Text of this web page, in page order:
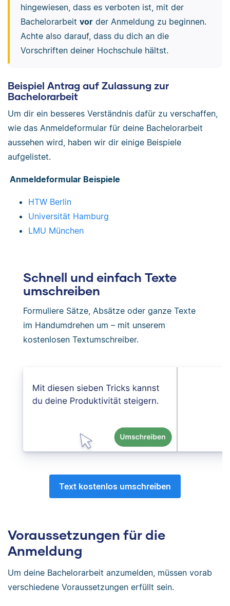
hingewiesen, dass es verboten ist, mit der
Bachelorarbeit vorder Anmeldung zu beginnen.
Achte also darauf, dass du dich an die
Vorschriften deiner Hochschule hältst.
Beispiel Antrag auf Zulassung zur
Bachelorarbeit
Um dir ein besseres Verständnis dafür zu verschaffen,
wie das Anmeldeformular für deine Bachelorarbeit
aussehen wird, haben wir dir einige Beispiele
aufgelistet.
Anmeldeformular Beispiele
HTW Berlin
Universität Hamburg
LMU München
Schnell und einfach Texte
umschreiben
Formuliere Sätze, Absätze oder ganze Texte
im Handumdrehen um – mit unserem
kostenlosen Textumschreiber.
Text kostenlos umschreiben
Voraussetzungen für die
Anmeldung
Um deine Bachelorarbeit anzumelden, müssen vorab
verschiedene Voraussetzungen erfüllt sein.